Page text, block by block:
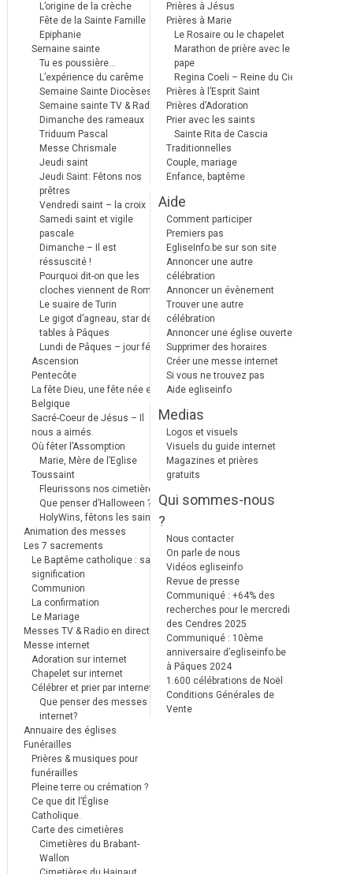
L’origine de la crèche
Fête de la Sainte Famille
Epiphanie
Semaine sainte
Tu es poussière…
L’expérience du carême
Semaine Sainte Diocèses
Semaine sainte TV & Radio
Dimanche des rameaux
Triduum Pascal
Messe Chrismale
Jeudi saint
Jeudi Saint: Fêtons nos
prêtres
Vendredi saint – la croix
Samedi saint et vigile
pascale
Dimanche – Il est
réssuscité !
Pourquoi dit-on que les
cloches viennent de Rome ?
Le suaire de Turin
Le gigot d’agneau, star des
tables à Pâques
Lundi de Pâques – jour férié
Ascension
Pentecôte
La fête Dieu, une fête née en
Belgique
Sacré-Coeur de Jésus – Il
nous a aimés.
Où fêter l’Assomption
Marie, Mère de l’Eglise
Toussaint
Fleurissons nos cimetières
Que penser d’Halloween ?
HolyWins, fêtons les saints !
Animation des messes
Les 7 sacrements
Le Baptême catholique : sa
signification
Communion
La confirmation
Le Mariage
Messes TV & Radio en direct
Messe internet
Adoration sur internet
Chapelet sur internet
Célébrer et prier par internet
Que penser des messes
internet?
Annuaire des églises
Funérailles
Prières & musiques pour
funérailles
Pleine terre ou crémation ?
Ce que dit l’Église
Catholique.
Carte des cimetières
Cimetières du Brabant-
Wallon
Prières à Jésus
Prières à Marie
Le Rosaire ou le chapelet
Marathon de prière avec le
pape
Regina Coeli – Reine du Ciel
Prières à l’Esprit Saint
Prières d’Adoration
Prier avec les saints
Sainte Rita de Cascia
Traditionnelles
Couple, mariage
Enfance, baptême
Aide
Comment participer
Premiers pas
EgliseInfo.be sur son site
Annoncer une autre
célébration
Annoncer un évènement
Trouver une autre
célébration
Annoncer une église ouverte
Supprimer des horaires
Créer une messe internet
Si vous ne trouvez pas
Aide egliseinfo
Medias
Logos et visuels
Visuels du guide internet
Magazines et prières
gratuits
Qui sommes-nous
?
Nous contacter
On parle de nous
Vidéos egliseinfo
Revue de presse
Communiqué : +64% des
recherches pour le mercredi
des Cendres 2025
Communiqué : 10ème
anniversaire d’egliseinfo.be
à Pâques 2024
1.600 célébrations de Noël
Conditions Générales de
Vente